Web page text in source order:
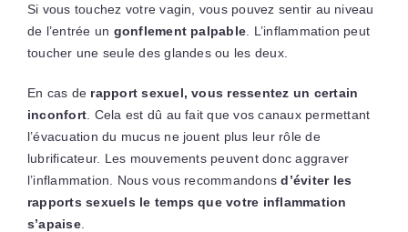
Si vous touchez votre vagin, vous pouvez sentir au niveau
de l’entrée un gonflement palpable . L’inflammation peut
toucher une seule des glandes ou les deux.
En cas de rapport sexuel, vous ressentez un certain
inconfort . Cela est dû au fait que vos canaux permettant
l’évacuation du mucus ne jouent plus leur rôle de
lubrificateur. Les mouvements peuvent donc aggraver
l’inflammation. Nous vous recommandonsd’éviter les
rapports sexuels le temps que votre inflammation
s’apaise.